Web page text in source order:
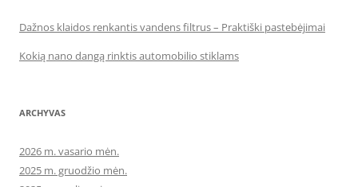
Dažnos klaidos renkantis vandens filtrus – Praktiški pastebėjimai
Kokią nano dangą rinktis automobilio stiklams
ARCHYVAS
2026 m. vasario mėn.
2025 m. gruodžio mėn.